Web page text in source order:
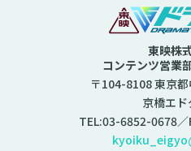
東映株
コンテンツ営
〒104-8108 東京
京橋エド
TEL:03-6852-0678